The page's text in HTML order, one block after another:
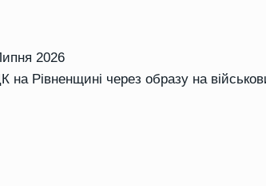
2026
на Рівненщині через образу на